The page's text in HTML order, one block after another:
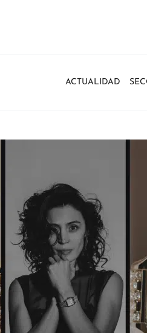
ACTUALIDAD